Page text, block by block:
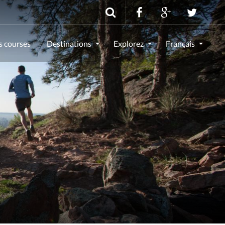
courses Destinations Explorez Français